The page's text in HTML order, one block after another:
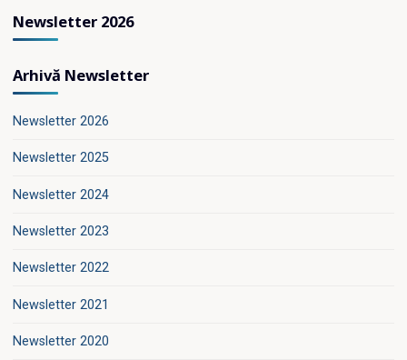
Newsletter 2026
Arhivă Newsletter
Newsletter 2026
Newsletter 2025
Newsletter 2024
Newsletter 2023
Newsletter 2022
Newsletter 2021
Newsletter 2020